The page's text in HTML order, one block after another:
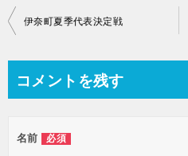
投
ビ
ー
伊奈町夏季代表決定戦
コメントを残す
名前 必須